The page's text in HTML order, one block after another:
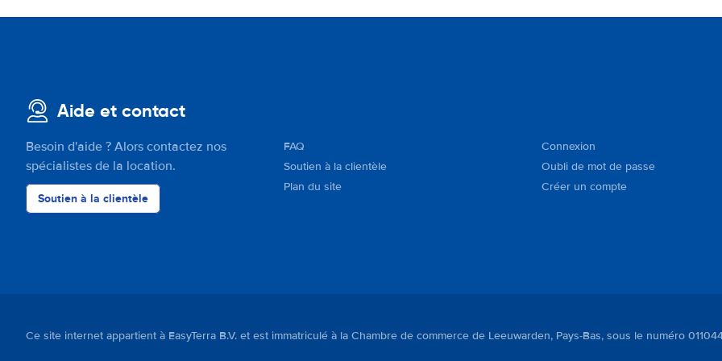
Aide et contact
Besoin d'aide ? Alors contactez nos
spécialistes de la location.
Soutien à la clientèle
FAQ
Soutien à la clientèle
Plan du site
Connexion
Oubli de mot de passe
Créer un compte
Ce site internet appartient à EasyTerra B.V. et est immatriculé à la Chambre de commerce de Leeuwarden, Pays-Bas, sous le numéro